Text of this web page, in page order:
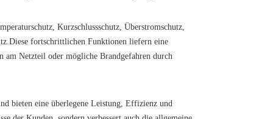
Kurzschlussschutz, Überstromschutz,
fortschrittlichen Funktionen liefern eine
am Netzteil oder mögliche Brandgefahren durch
bieten eine überlegene Leistung, Effizienz und